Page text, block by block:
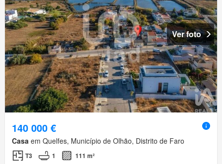
Ver foto
140 000 €
Casa em Quelfes, Município de Olhão, Distrito de Faro
T3 1
111 m²